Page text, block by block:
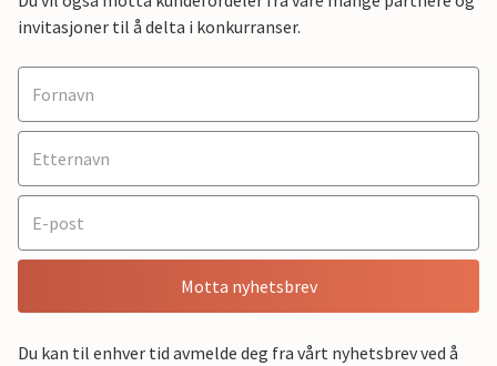
invitasjoner til å delta i konkurranser.
Motta nyhetsbrev
Du kan til enhver tid avmelde deg fra vårt nyhetsbrev ved å